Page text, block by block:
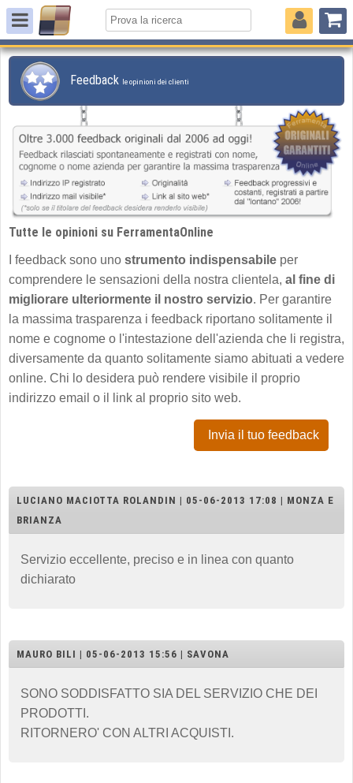
Feedback le opinioni dei clienti
Tutte le opinioni su FerramentaOnline
I feedback sono uno strumento indispensabile per
comprendere le sensazioni della nostra clientela, al fine di
migliorare ulteriormente il nostro servizio. Per garantire
la massima trasparenza i feedback riportano solitamente il
nome e cognome o l'intestazione dell'azienda che li registra,
diversamente da quanto solitamente siamo abituati a vedere
online. Chi lo desidera può rendere visibile il proprio
indirizzo email o il link al proprio sito web.
Invia il tuo feedback
LUCIANO MACIOTTA ROLANDIN | 05-06-2013 17:08 | MONZA E
BRIANZA
Servizio eccellente, preciso e in linea con quanto
dichiarato
MAURO BILI | 05-06-2013 15:56 | SAVONA
SONO SODDISFATTO SIA DEL SERVIZIO CHE DEI
PRODOTTI.
RITORNERO' CON ALTRI ACQUISTI.